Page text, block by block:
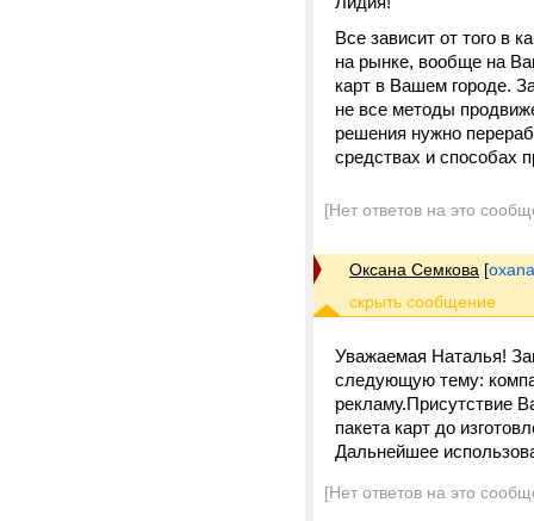
Все зависит от того в
на рынке, вообще на
карт в Вашем городе.
не все методы
решения нужно
средствах и способах
[Нет ответов на это
Оксана Семкова [
Уважаемая Наталья!
следующую тему:
рекламу.Присутствие
пакета карт до
Дальнейшее
[Нет ответов на это